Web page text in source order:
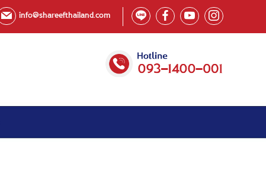
info@shareefthailand.com